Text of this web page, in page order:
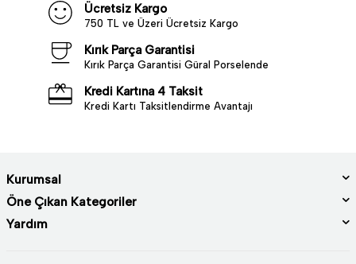
Ücretsiz Kargo
750 TL ve Üzeri Ücretsiz Kargo
Kırık Parça Garantisi
Kırık Parça Garantisi Güral Porselende
Kredi Kartına 4 Taksit
Kredi Kartı Taksitlendirme Avantajı
Kurumsal
Öne Çıkan Kategoriler
Yardım